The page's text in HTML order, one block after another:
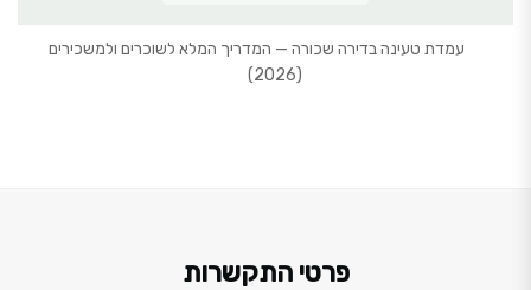
עמדת טעינה בדירה שכורה — המדריך המלא לשוכרים ולמשכירים
פרטי התקשרות